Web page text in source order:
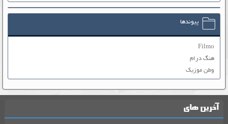
پیوندها
Filmo
هنگ درام
وطن موزیک
آخرین های